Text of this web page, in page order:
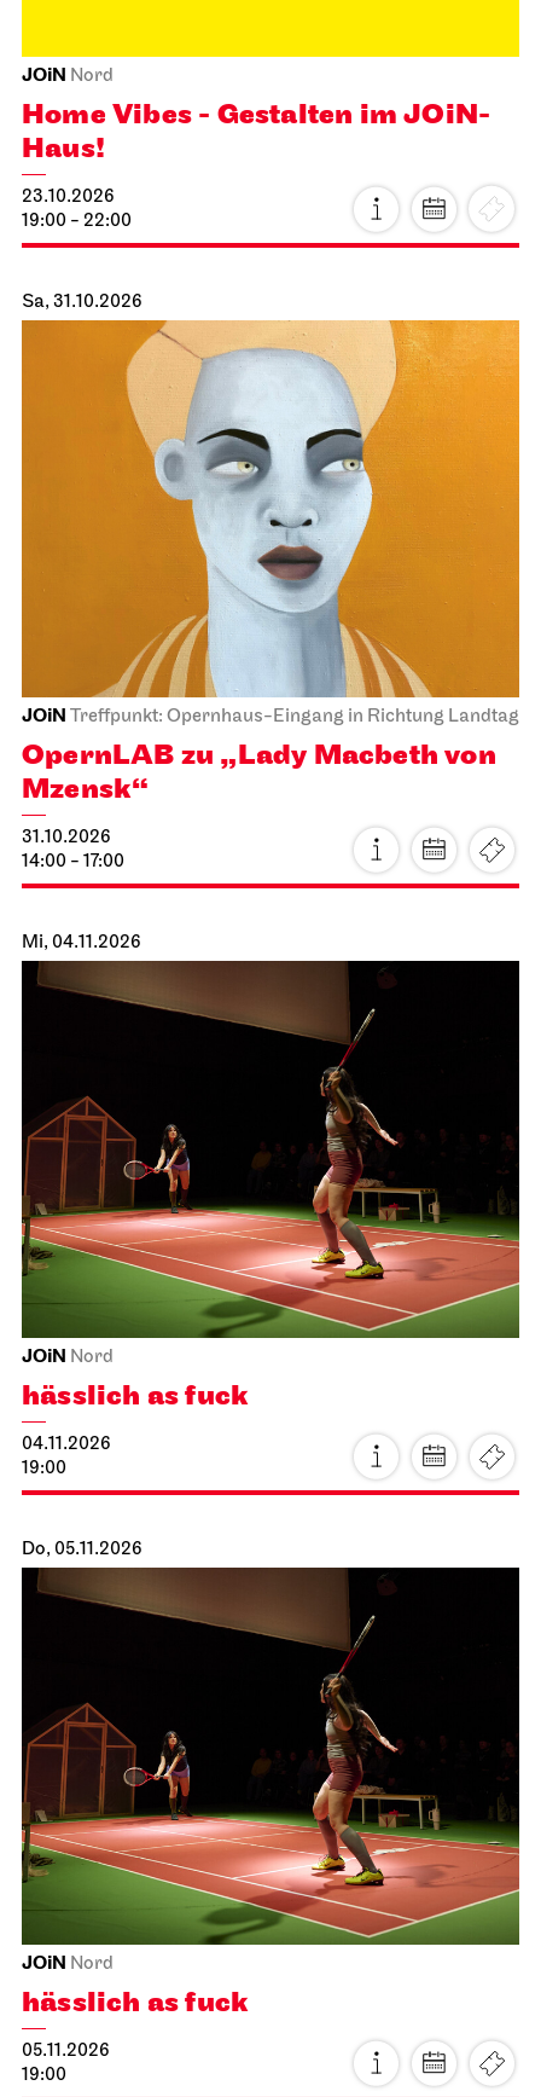
JOiN Nord
Home Vibes - Gestalten im JOiN-
Haus!
23.10.2026
19:00 - 22:00
Sa, 31.10.2026
JOiN Treffpunkt: Opernhaus-Eingang in Richtung Landtag
OpernLAB zu „Lady Macbeth von
Mzensk“
31.10.2026
14:00 - 17:00
Mi, 04.11.2026
JOiN Nord
hässlich as fuck
04.11.2026
19:00
Do, 05.11.2026
JOiN Nord
hässlich as fuck
05.11.2026
19:00